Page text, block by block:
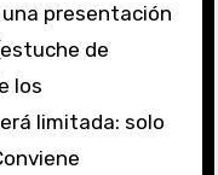
presentación
de
los
limitada: solo